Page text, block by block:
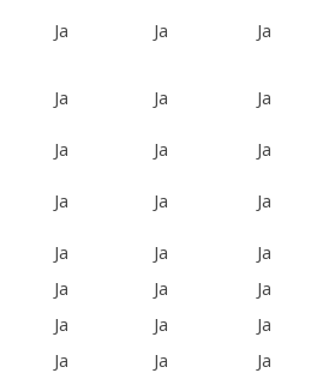
Ja Ja Ja
Ja Ja Ja
Ja Ja
Ja
Ja Ja Ja
Ja Ja
Ja
Ja Ja
Ja
Ja Ja
Ja
Ja Ja
Ja